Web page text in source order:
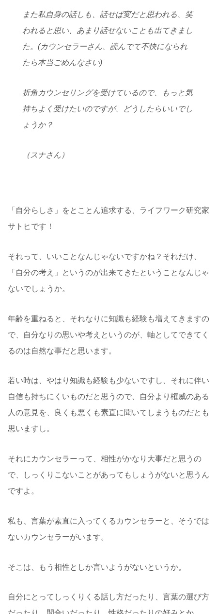
また私自身の話しも、話せば変だと思われる、笑
われると思い、あまり話せないことも出てきまし
た。(カウンセラーさん、読んでて不快になられ
たら本当ごめんなさい)
折角カウンセリングを受けているので、もっと気
持ちよく受けたいのですが、どうしたらいいでし
ょうか？
（スナさん）
「自分らしさ」をとことん追求する、ライフワーク研究家
サトヒです！
それって、いいことなんじゃないですかね？それだけ、
「自分の考え」というのが出来てきたということなんじゃ
ないでしょうか。
年齢を重ねると、それなりに知識も経験も増えてきますの
で、自分なりの思いや考えというのが、軸としてできてく
るのは自然な事だと思います。
若い時は、やはり知識も経験も少ないですし、それに伴い
自信も持ちにくいものだと思うので、自分より権威のある
人の意見を、良くも悪くも素直に聞いてしまうものだとも
思いますし。
それにカウンセラーって、相性がかなり大事だと思うの
で、しっくりこないことがあってもしょうがないと思うん
ですよ。
私も、言葉が素直に入ってくるカウンセラーと、そうでは
ないカウンセラーがいます。
そこは、もう相性としか言いようがないというか。
自分にとってしっくりくる話し方だったり、言葉の選び方